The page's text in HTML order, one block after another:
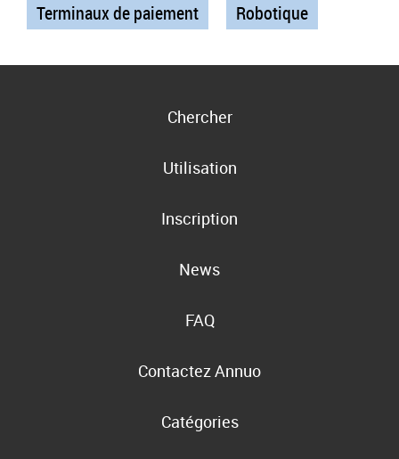
Terminaux de paiement
Robotique
Chercher
Utilisation
Inscription
News
FAQ
Contactez Annuo
Catégories